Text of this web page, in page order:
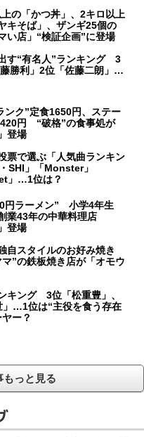
の「かつ丼」、2キロ以上
キそば」、ザンギ25個の
い店」“検証企画”に登場
す“有名人”ランキング 3
勝利」2位「佐藤二朗」…
ンク”定食1650円、ステー
円 “破格”の食事処が
登場
票で選ぶ「人気曲ランキン
SHI」「Monster」
」…1位は？
円ラーメン” 小学4年生
業43年の中華料理店
登場
自スタイルのお好み焼き
”の鉄板焼き店が「オモウ
キング 3位「松重豊」、
」…1位は“主役を食う存在
ー？
っと見る